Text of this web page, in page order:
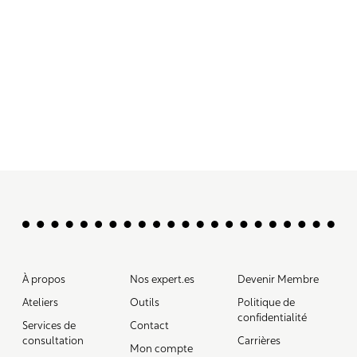
À propos
Ateliers
Services de
consultation
Nos expert.es
Outils
Contact
Mon compte
Devenir Membre
Politique de
confidentialité
Carrières